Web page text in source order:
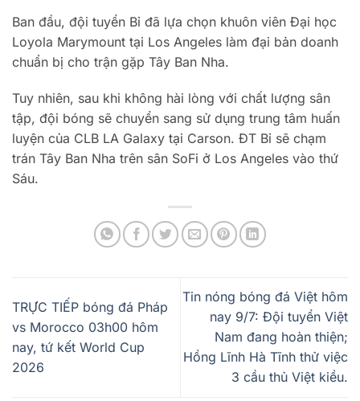
Ban đầu, đội tuyển Bỉ đã lựa chọn khuôn viên Đại học
Loyola Marymount tại Los Angeles làm đại bản doanh
chuẩn bị cho trận gặp Tây Ban Nha.
Tuy nhiên, sau khi không hài lòng với chất lượng sân
tập, đội bóng sẽ chuyển sang sử dụng trung tâm huấn
luyện của CLB LA Galaxy tại Carson. ĐT Bỉ sẽ chạm
trán Tây Ban Nha trên sân SoFi ở Los Angeles vào thứ
Sáu.
TRỰC TIẾP bóng đá Pháp
vs Morocco 03h00 hôm
nay, tứ kết World Cup
2026
Tin nóng bóng đá Việt hôm
nay 9/7: Đội tuyển Việt
Nam đang hoàn thiện;
Hồng Lĩnh Hà Tĩnh thử việc
3 cầu thủ Việt kiều.